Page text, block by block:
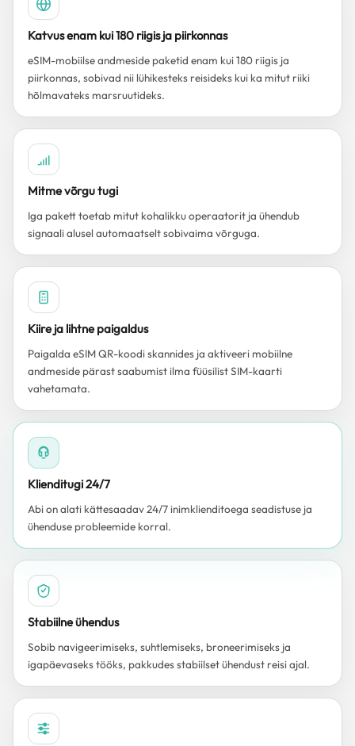
Katvus enam kui 180 riigis ja piirkonnas
eSIM-mobiilse andmeside paketid enam kui 180 riigis ja
piirkonnas, sobivad nii lühikesteks reisideks kui ka mitut riiki
hõlmavateks marsruutideks.
Mitme võrgu tugi
Iga pakett toetab mitut kohalikku operaatorit ja ühendub
signaali alusel automaatselt sobivaima võrguga.
Kiire ja lihtne paigaldus
Paigalda eSIM QR-koodi skannides ja aktiveeri mobiilne
andmeside pärast saabumist ilma füüsilist SIM-kaarti
vahetamata.
Klienditugi 24/7
Abi on alati kättesaadav 24/7 inimklienditoega seadistuse ja
ühenduse probleemide korral.
Stabiilne ühendus
Sobib navigeerimiseks, suhtlemiseks, broneerimiseks ja
igapäevaseks tööks, pakkudes stabiilset ühendust reisi ajal.